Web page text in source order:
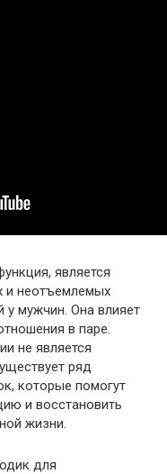
является
и неотъемлемых
у мужчин. Она влияет
в паре.
не является
ряд
которые помогут
и восстановить
жизни.
для